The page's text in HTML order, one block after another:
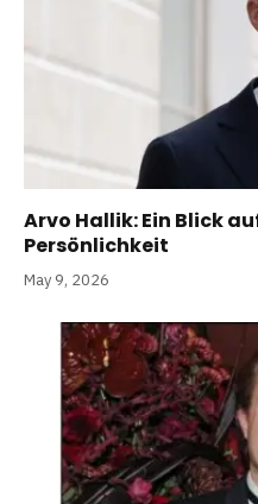
Arvo Hallik: Ein Blick
Persönlichkeit
May 9, 2026